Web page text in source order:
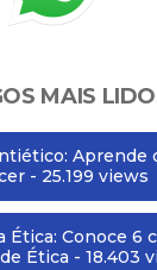
MAIS
Aprende
- 25.199 views
Ética: Conoce 6
Ética - 18.403